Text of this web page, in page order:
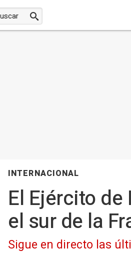
INTERNACIONAL
El Ejército
el sur de la
Sigue en directo las